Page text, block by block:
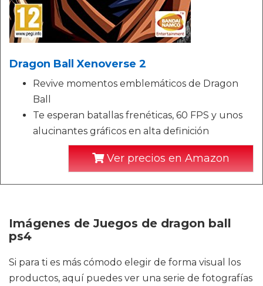
Dragon Ball Xenoverse 2
Revive momentos emblemáticos de Dragon
Ball
Te esperan batallas frenéticas, 60 FPS y unos
alucinantes gráficos en alta definición
Ver precios en Amazon
Imágenes de Juegos de dragon ball
ps4
Si para ti es más cómodo elegir de forma visual los
productos, aquí puedes ver una serie de fotografías